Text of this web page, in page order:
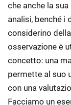
che anche la
analisi, benché i
considerino
osservazione è
concetto: una
permette al suo
con una
Facciamo un